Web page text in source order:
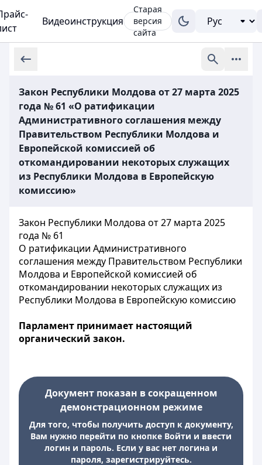
Видеоинструкция
Старая
версия
сайта
Закон Республики Молдова от 27 марта 2025
года № 61 «О ратификации
Административного соглашения между
Правительством Республики Молдова и
Европейской комиссией об
откомандировании некоторых служащих
из Республики Молдова в Европейскую
комиссию»
Закон Республики Молдова от 27 марта 2025
года № 61
О ратификации Административного
соглашения между Правительством Республики
Молдова и Европейской комиссией об
откомандировании некоторых служащих из
Республики Молдова в Европейскую комиссию
Парламент принимает настоящий
органический закон.
Документ показан в сокращенном
демонстрационном режиме
Для того, чтобы получить доступ к документу,
Вам нужно перейти по кнопке Войти и ввести
логин и пароль. Если у вас нет логина и
пароля, зарегистрируйтесь.